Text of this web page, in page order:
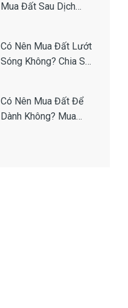
Mua Đất Sau Dịch
Có Nên Mua Đất Lướt
Sóng Không? Chia Sẻ
Có Nên Mua Đất Để
Dành Không? Mua